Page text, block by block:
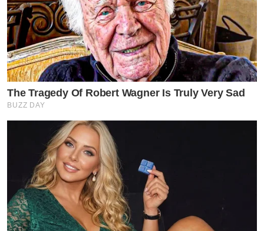
The Tragedy Of Robert Wagner Is Truly Very Sad
BUZZ DAY